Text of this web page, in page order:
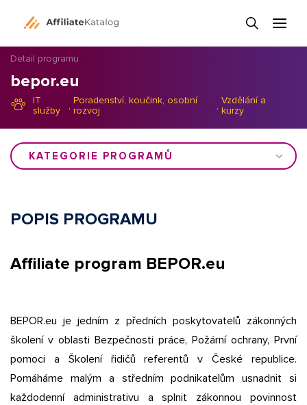
Detail programu
bepor.eu
IT
služby
, Poradenství, koučink, osobní
rozvoj
, Vzdělání a
kurzy
KATEGORIE PROGRAMŮ
POPIS PROGRAMU
Affiliate program BEPOR.eu
BEPOR.eu je jedním z předních poskytovatelů zákonných
školení v oblasti Bezpečnosti práce, Požární ochrany, První
pomoci a Školení řidičů referentů v České republice.
Pomáháme malým a středním podnikatelům usnadnit si
každodenní administrativu a splnit zákonnou povinnost